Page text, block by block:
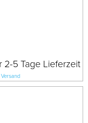
Versand